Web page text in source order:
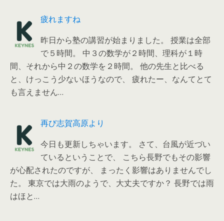
疲れますね
昨日から塾の講習が始まりました。 授業は全部
で５時間。 中３の数学が２時間、理科が１時
間、それから中２の数学を２時間。 他の先生と比べる
と、けっこう少ないほうなので、 疲れたー、なんてとて
も言えません…
再び志賀高原より
今日も更新しちゃいます。 さて、台風が近づい
ているということで、 こちら長野でもその影響
が心配されたのですが、 まったく影響はありませんでし
た。 東京では大雨のようで、大丈夫ですか？ 長野では雨
はほと…